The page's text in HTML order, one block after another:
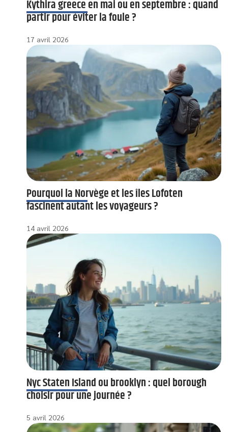
Kythira greece en mai ou en septembre : quand
partir pour éviter la foule ?
17 avril 2026
Pourquoi la Norvège et les îles Lofoten
fascinent autant les voyageurs ?
14 avril 2026
Nyc Staten Island ou brooklyn : quel borough
choisir pour une journée ?
5 avril 2026